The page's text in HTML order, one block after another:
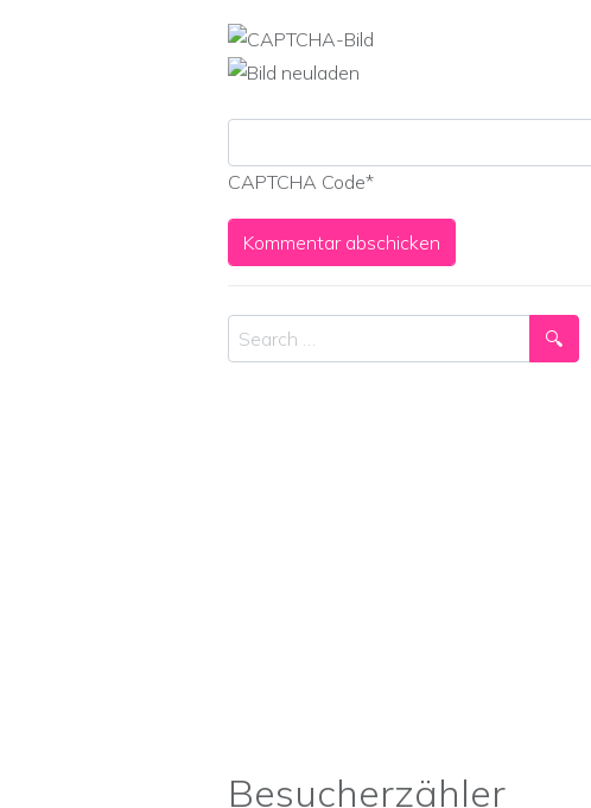
CAPTCHA Code*
Search
Besucherzähler